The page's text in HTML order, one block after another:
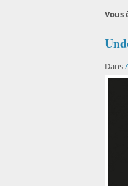
Vous
Dans